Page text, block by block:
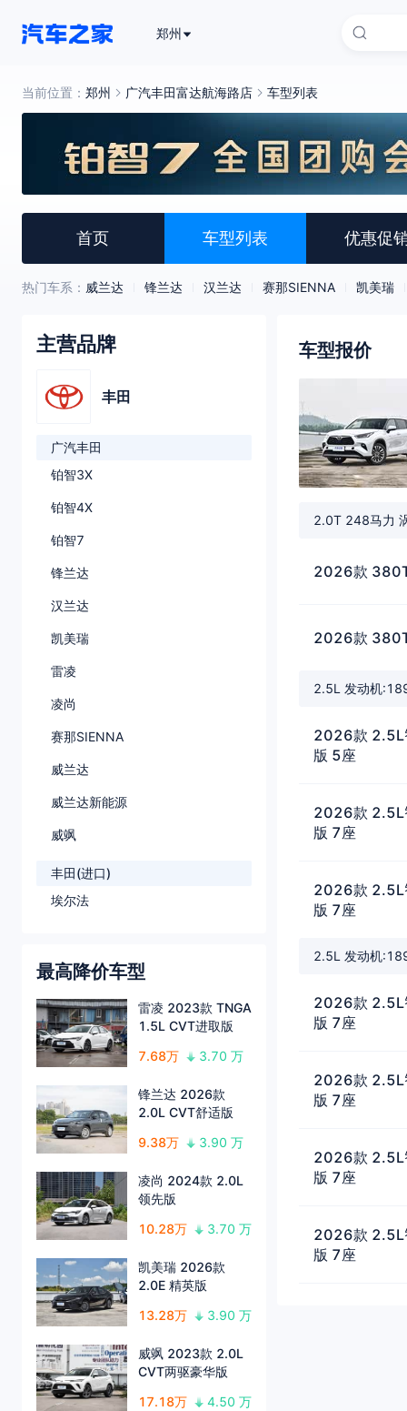
郑州
当前位置： 郑州 广汽丰田富达航海路店 车型列表
首页 车型列表 优惠促
热门车系： 威兰达 锋兰达 汉兰达 赛那SIENNA 凯美瑞
主营品牌
丰田
广汽丰田
铂智3X
铂智4X
铂智7
锋兰达
汉兰达
凯美瑞
雷凌
凌尚
赛那SIENNA
威兰达
威兰达新能源
威飒
丰田(进口)
埃尔法
最高降价车型
雷凌 2023款 TNGA
1.5L CVT进取版
7.68万
3.70 万
锋兰达 2026款
2.0L CVT舒适版
9.38万
3.90 万
凌尚 2024款 2.0L
领先版
10.28万
3.70 万
凯美瑞 2026款
2.0E 精英版
13.28万
3.90 万
威飒 2023款 2.0L
CVT两驱豪华版
17.18万
4.50 万
车型报价
2.0T 248马力
2026款
2026款
2.5L 发动机
2026款 2.5L
版 5座
2026款 2.5L
版 7座
2026款 2.5L
版 7座
2.5L 发动机
2026款 2.5L
版 7座
2026款 2.5L
版 7座
2026款 2.5L
版 7座
2026款 2.5L
版 7座